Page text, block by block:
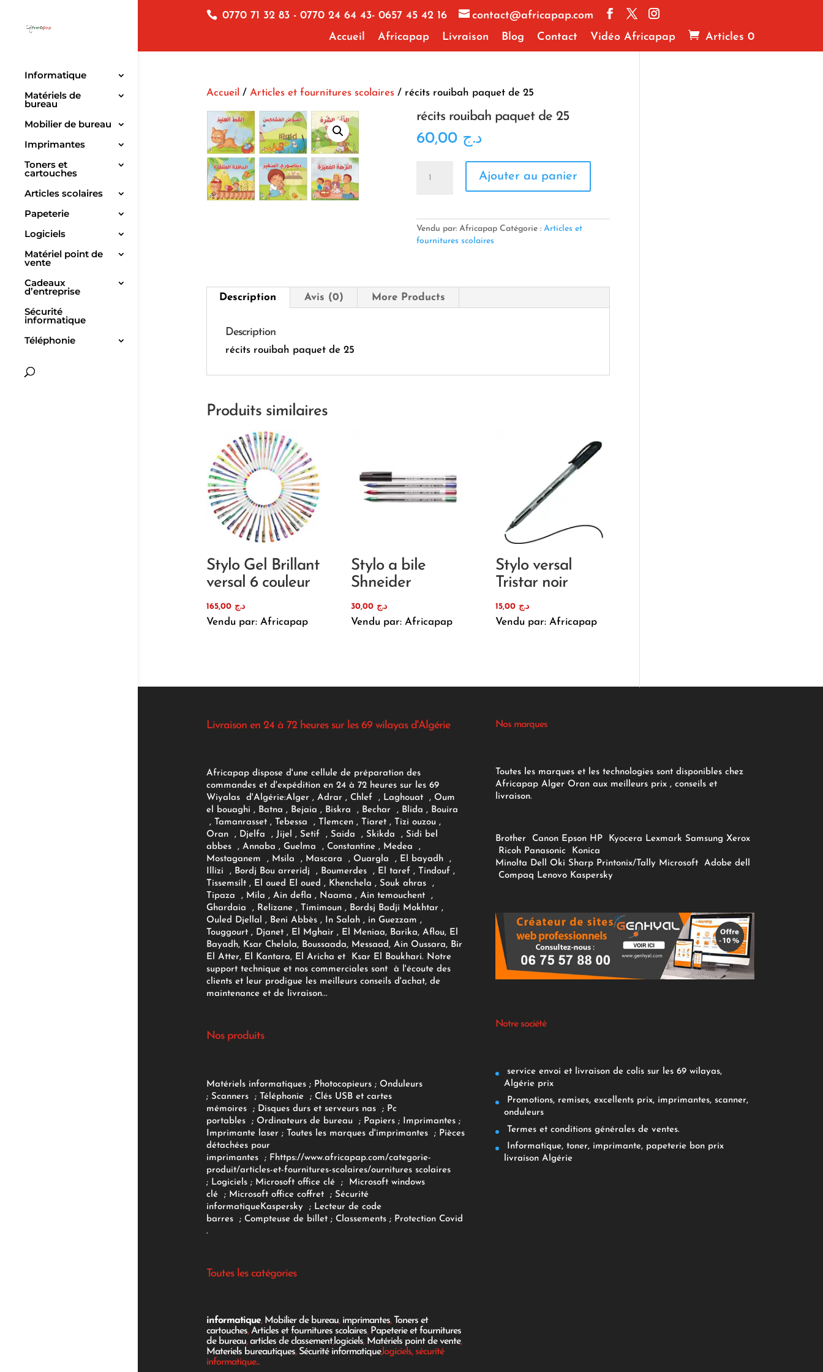
0770 71 32 83 - 0770 24 64 43- 0657 45 42 16
contact@africapap.com
Accueil
Africapap Livraison Blog Contact Vidéo Africapap Articles 0
Informatique
Matériels de
bureau
Mobilier de bureau
Imprimantes
Toners et
cartouches
Articles scolaires
Papeterie
Logiciels
Matériel point de
vente
Cadeaux
d’entreprise
Sécurité
informatique
Téléphonie
Accueil / Articles et fournitures scolaires/ récits rouibah paquet de 25
récits rouibah paquet de 25
د.ج 60,00
de
25
Ajouter au panier
Vendu par: Africapap Catégorie : Articles et
fournitures scolaires
Description Avis (0) More Products
Description
récits rouibah paquet de 25
Produits similaires
Stylo Gel Brillant
versal 6 couleur
د.ج 165,00
Vendu par: Africapap
Stylo a bile
Shneider
د.ج 30,00
Vendu par: Africapap
Stylo versal
Tristar noir
د.ج
Vendu par: Africapap
Livraison en 24 à 72 heures sur les 69 wilayas d'Algérie
Africapap dispose d'une cellule de préparation des
commandes et d'expédition en 24 à 72 heures sur les 69
Wiyalas d'Algérie:Alger , Adrar, Chlef , Laghouat , Oum
el bouaghi , Batna , Bejaia , Biskra , Bechar , Blida , Bouira
, Tamanrasset , Tebessa , Tlemcen , Tiaret , Tizi ouzou ,
Oran , Djelfa , Jijel , Setif , Saida , Skikda , Sidi bel
abbes , Annaba , Guelma , Constantine , Medea ,
Mostaganem , Msila , Mascara , Ouargla , El bayadh ,
Illizi , Bordj Bou arreridj , Boumerdes , El taref , Tindouf ,
Tissemsilt , El oued El oued , Khenchela , Souk ahras ,
Tipaza , Mila , Ain defla , Naama , Ain temouchent ,
Ghardaia , Relizane , Timimoun , Bordsj Badji Mokhtar ,
Ouled Djellal , Beni Abbès , In Salah , in Guezzam ,
Touggourt , Djanet , El Mghair , El Meniaa, Barika, Aflou, El
Bayadh, Ksar Chelala, Boussaada, Messaad, Ain Oussara, Bir
El Atter, El Kantara, El Aricha et Ksar El Boukhari. Notre
support technique et nos commerciales sont à l'écoute des
clients et leur prodigue les meilleurs conseils d'achat, de
maintenance et de livraison...
Nos produits
Matériels informatiques; Photocopieurs; Onduleurs
; Scanners ; Téléphonie ; Clés USB et cartes
mémoires
; Disques durs et serveurs nas ; Pc
portables
; Ordinateurs de bureau ; Papiers; Imprimantes;
Imprimante laser; Toutes les marques d'imprimantes ; Pièces
détachées pour
imprimantes
; F https://www.africapap.com/categorie-
produit/articles-et-fournitures-scolaires/ournitures scolaires
; Logiciels ; Microsoft office clé ;
Microsoft windows
clé; Microsoft office coffret ; Sécurité
informatiqueKaspersky ; Lecteur de code
barres
; Compteuse de billet; Classements ; Protection Covid
.
Toutes les catégories
informatique, Mobilier de bureau, imprimantes, Toners et
cartouches,Articles et fournitures scolaires, Papeterie et fournitures
de bureau,articles de classement,logiciels, Matériels point de vente,
Materiels bureautiques, Sécurité informatique,logiciels, sécurité
informatique...
Nos marques
Toutes les marques et les technologies sont disponibles chez
Africapap Alger Oran aux meilleurs prix , conseils et
livraison.
Brother Canon Epson HP Kyocera Lexmark Samsung Xerox
Ricoh Panasonic
Konica
Minolta Dell Oki Sharp Printonix/Tally Microsoft Adobe dell
Compaq Lenovo Kaspersky
Notre société
service envoi et livraison de colis sur les 69 wilayas,
Algérie prix
Promotions, remises, excellents prix, imprimantes, scanner,
onduleurs
Termes et conditions générales de ventes.
Informatique, toner, imprimante, papeterie bon prix
livraison Algérie